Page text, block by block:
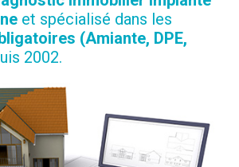
et spécialisé dans les
(Amiante, DPE,
2002.